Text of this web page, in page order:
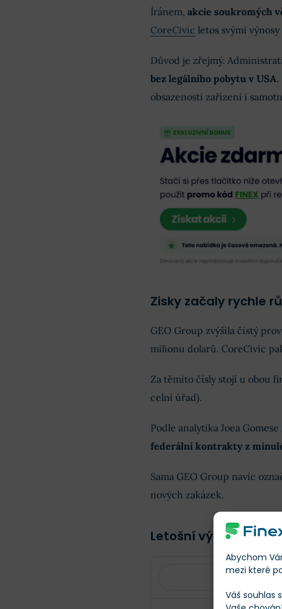
Abychom
mezi které
Váš souhlas
Íránem, akcie soukromých
CoreCivic letos svými
Důvod je zřejmý.
bez legálního pobytu v USA.
obsazenosti zařízení i
Zisky začaly rychle
GEO Group zvýšila čistý
milionu dolarů. CoreCivic
Za těmito čísly stojí u obou
celní úřad).
Podle analytika Joea
federální kontrakty z
Sama GEO Group navíc
nových zakázek.
Letošní vývoj ceny